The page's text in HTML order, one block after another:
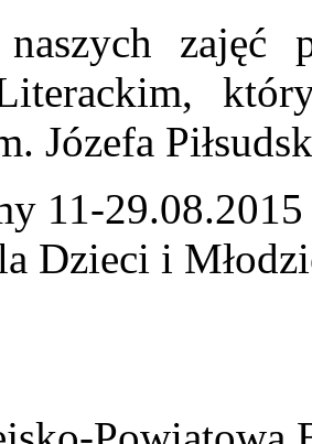
zajęć
Józefa
11-
Dzieci i